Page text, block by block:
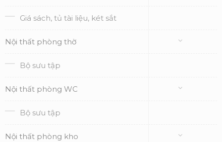
Giá sách, tủ tài liệu, két sắt
Nội thất phòng thờ
Bộ sưu tập
Nội thất phòng WC
Bộ sưu tập
Nội thất phòng kho